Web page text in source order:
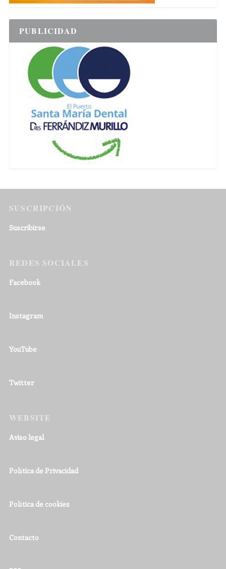
PUBLICIDAD
SUSCRIPCIÓN
Suscribirse
REDES SOCIALES
Facebook
Instagram
YouTube
Twitter
WEBSITE
Aviso legal
Política de Privacidad
Política de cookies
Contacto